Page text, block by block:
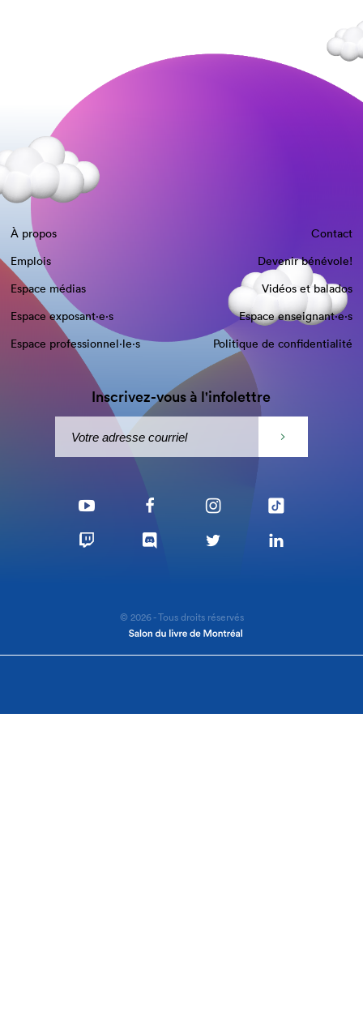
À propos
Contact
Emplois
Devenir bénévole!
Espace médias
Vidéos et balados
Espace exposant·e⋅s
Espace enseignant·e⋅s
Espace professionnel·le⋅s
Politique de confidentialité
Inscrivez-vous à l'infolettre
© 2026 - Tous droits réservés